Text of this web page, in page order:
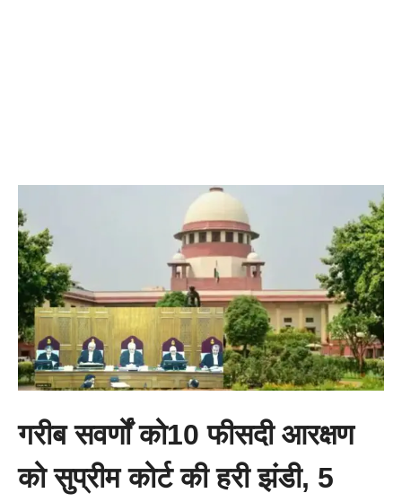
गरीब सवर्णों को10 फीसदी आरक्षण
को सुप्रीम कोर्ट की हरी झंडी, 5